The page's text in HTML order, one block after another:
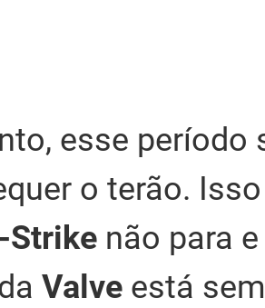
esse período
o terão.
Strike não para
Valve está